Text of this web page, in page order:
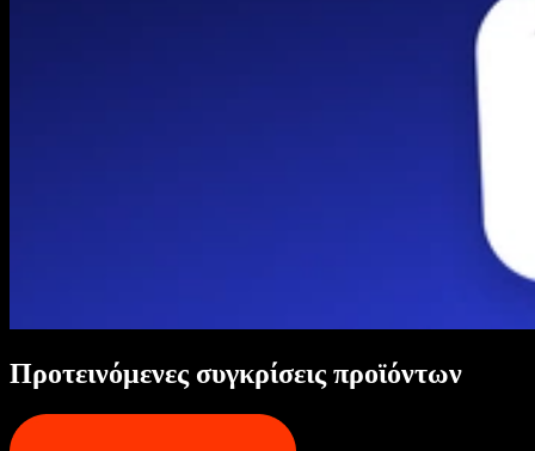
Προτεινόμενες συγκρίσεις προϊόντων